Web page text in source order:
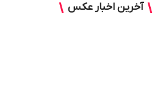
آخرین اخبار عکس